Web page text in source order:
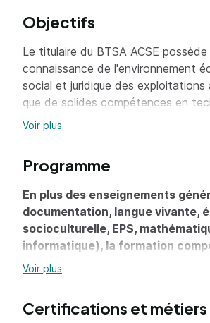
Objectifs
Le titulaire du BTSA ACSE
connaissance de l'environnement
social et juridique des exploitations
que de solides compétences en
comptables. Il a également reçu
Ce professionnel peut occuper un
conseiller, technicien agricole,
formateur Après quelques années, il
chef d'exploitation, responsable de
d'unité d'approvisionnement.
Ce diplôme est en cours de
Voir plus
Programme
En plus des enseignements
documentation, langue vivante,
socioculturelle, EPS,
informatique), la formation
enseignements professionnels :
gestion, gestion de
Voir plus
Certifications et métiers